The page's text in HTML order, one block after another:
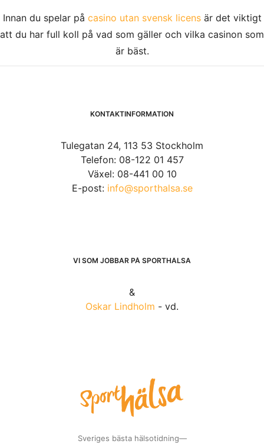
Innan du spelar på casino utan svensk licensär det viktigt
att du har full koll på vad som gäller och vilka casinon som
är bäst.
KONTAKTINFORMATION
Tulegatan 24, 113 53 Stockholm
Telefon: 08-122 01 457
Växel: 08-441 00 10
E-post: info@sporthalsa.se
VI SOM JOBBAR PÅ SPORTHÄLSA
&
Oskar Lindholm - vd.
Sveriges bästa hälsotidning—